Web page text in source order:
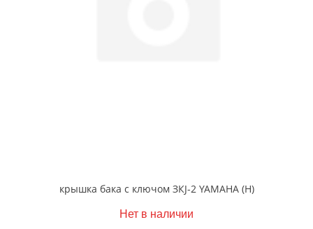
крышка бака с ключом ЗКJ-2 YAMAHA (Н)
Нет в наличии